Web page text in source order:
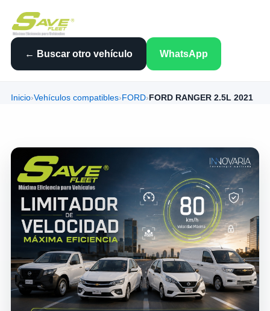
← Buscar otro vehículo WhatsApp
Inicio›Vehículos compatibles› FORD› FORD RANGER 2.5L 2021